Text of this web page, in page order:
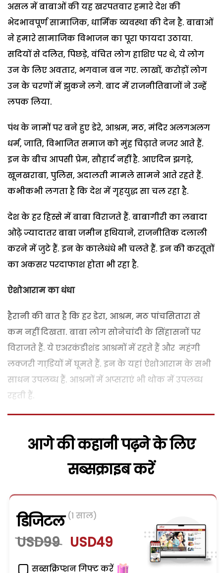
असल में बाबाओं की यह खरपतवार हमारे देश की
भेदभावपूर्ण सामाजिक, धार्मिक व्यवस्था की देन है. बाबाओं
ने हमारे सामाजिक विभाजन का पूरा फायदा उठाया.
सदियों से दलित, पिछड़े, वंचित लोग हाशिए पर थे, ये लोग
उन के लिए अवतार, भगवान बन गए. लाखों, करोड़ों लोग
उन के चरणों में झुकने लगे. बाद में राजनीतिबाजों ने उन्हें
लपक लिया.
पंथ के नामों पर बने हुए डेरे, आश्रम, मठ, मंदिर अलगअलग
धर्म, जाति, विभाजित समाज को मुंह चिढ़ाते नजर आते हैं.
इन के बीच आपसी प्रेम, सौहार्द नहीं है. आएदिन झगड़े,
खूनखराबा, पुलिस, अदालती मामले सामने आते रहते हैं.
कभीकभी लगता है कि देश में गृहयुद्ध सा चल रहा है.
देश के हर हिस्से में बाबा विराजते हैं. बाबागीरी का लबादा
ओढ़े ज्यादातर बाबा जमीन हथियाने, राजनीतिक दलाली
करने में जुटे हैं. इन के कालेधंधे भी चलते हैं. इन की करतूतों
का अकसर परदाफाश होता भी रहा है.
ऐशोआराम का धंधा
हैरानी की बात है कि हर डेरा, आश्रम, मठ पांचसितारा से
कम नहीं दिखता. बाबा लोग सोनेचांदी के सिंहासनों पर
विराजते हैं. ये एअरकंडीशंड आश्रमों में रहते हैं और महंगी
लक्जरी गाडि़यों में घूमते हैं. इन के यहां ऐशोआराम के सभी
साधन उपलब्ध हैं. आश्रमों में अप्सराएं भी थोक में उपलब्ध
रहती हैं.
आगे की कहानी पढ़ने के लिए
सब्सक्राइब करें
डिजिटल (1 साल)
USD99 USD49
सब्सक्रिप्शन गिफ्ट करें